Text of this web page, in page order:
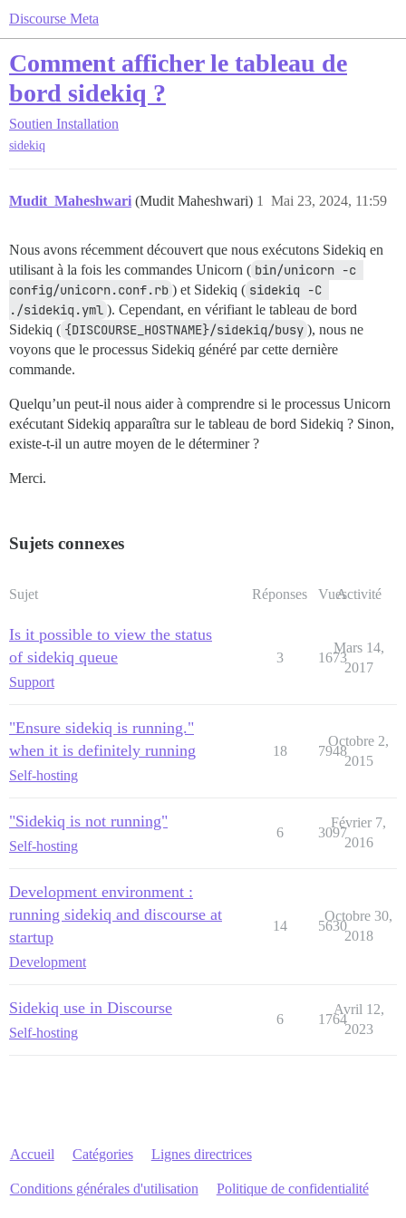
Discourse Meta
Comment afficher le tableau de
bord sidekiq ?
Soutien Installation
sidekiq
Mudit_Maheshwari (Mudit Maheshwari) Mai 23, 2024, 11:59
1
Nous avons récemment découvert que nous exécutons Sidekiq en
utilisant à la fois les commandes Unicorn ( bin/unicorn -c
config/unicorn.conf.rb ) et Sidekiq ( sidekiq -C
./sidekiq.yml ). Cependant, en vérifiant le tableau de bord
Sidekiq ( {DISCOURSE_HOSTNAME}/sidekiq/busy ), nous ne
voyons que le processus Sidekiq généré par cette dernière
commande.
Quelqu’un peut-il nous aider à comprendre si le processus Unicorn
exécutant Sidekiq apparaîtra sur le tableau de bord Sidekiq ? Sinon,
existe-t-il un autre moyen de le déterminer ?
Merci.
Sujets connexes
Sujet Réponses VuesActivité
Is it possible to view the status
of sidekiq queue
Support
3 1673
Mars 14,
2017
"Ensure sidekiq is running."
when it is definitely running
Self-hosting
18 7948
Octobre 2,
2015
"Sidekiq is not running"
Self-hosting
6 3097
Février 7,
2016
Development environment :
running sidekiq and discourse at
startup
Development
14 5630
Octobre 30,
2018
Sidekiq use in Discourse
Self-hosting
6 1764
Avril 12,
2023
Accueil Catégories Lignes directrices
Conditions générales d'utilisation Politique de confidentialité